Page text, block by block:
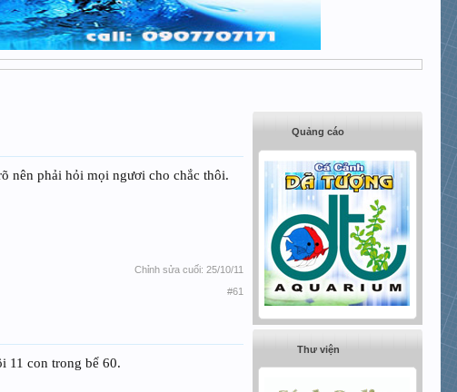
nên phải hỏi mọi ngươi cho chắc thôi.
Chỉnh sửa cuối: 25/10/11
#61
11 con trong bể 60.
Quảng cáo
Thư viện